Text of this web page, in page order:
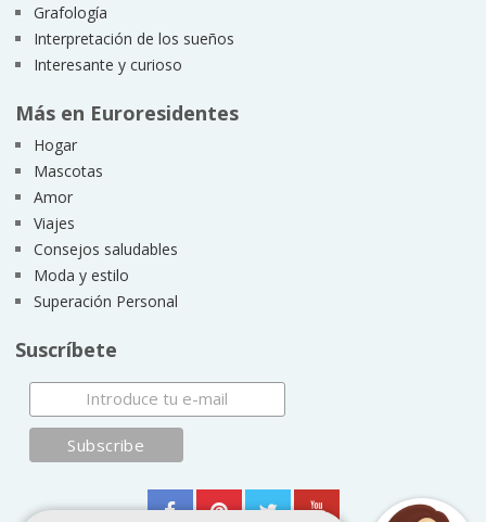
Grafología
Interpretación de los sueños
Interesante y curioso
Más en Euroresidentes
Hogar
Mascotas
Amor
Viajes
Consejos saludables
Moda y estilo
Superación Personal
Suscríbete